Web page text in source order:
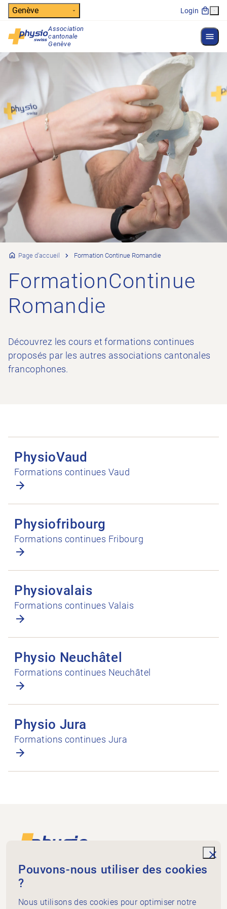
Header
Genève Login
Association
cantonale
Genève
Navigation principale
Page d’accueil Formation Continue Romandie
FormationContinue
Romandie
Découvrez les cours et formations continues
proposés par les autres associations cantonales
francophones.
PhysioVaud
Formations continues Vaud
Physiofribourg
Formations continues Fribourg
Physiovalais
Formations continues Valais
Physio Neuchâtel
Formations continues Neuchâtel
Physio Jura
Formations continues Jura
Footer
Physiogenève
Case postale 5278
Pouvons-nous utiliser des cookies
?
Nous utilisons des cookies pour optimiser notre